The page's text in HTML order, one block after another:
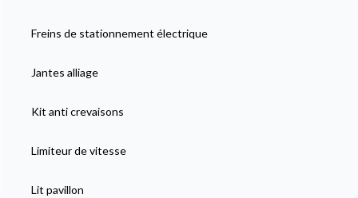
Freins de stationnement électrique
Jantes alliage
Kit anti crevaisons
Limiteur de vitesse
Lit pavillon